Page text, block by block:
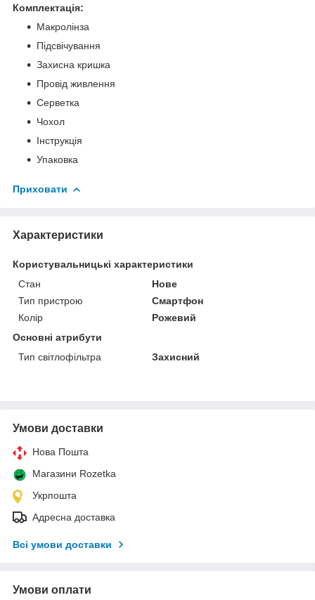
Комплектація:
Макролінза
Підсвічування
Захисна кришка
Провід живлення
Серветка
Чохол
Інструкція
Упаковка
Приховати
Характеристики
Користувальницькі характеристики
Стан
Нове
Тип пристрою
Смартфон
Колір
Рожевий
Основні атрибути
Тип світлофільтра
Захисний
Умови доставки
Нова Пошта
Магазини Rozetka
Укрпошта
Адресна доставка
Всі умови доставки
Умови оплати